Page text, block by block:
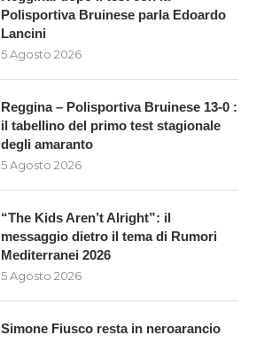
Polisportiva Bruinese parla Edoardo
Lancini
5 Agosto 2026
Reggina – Polisportiva Bruinese 13-0 :
il tabellino del primo test stagionale
degli amaranto
5 Agosto 2026
“The Kids Aren’t Alright”: il
messaggio dietro il tema di Rumori
Mediterranei 2026
5 Agosto 2026
Simone Fiusco resta in neroarancio